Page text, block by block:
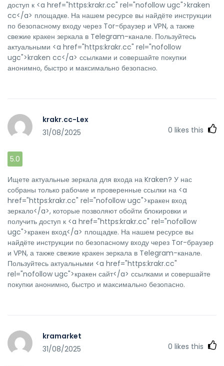
доступ к <a href="https:krakr.cc" rel="nofollow ugc">kraken
cc</a> площадке. На нашем ресурсе вы найдёте инструкции
по безопасному входу через Tor-браузер и VPN, а также
свежие кракен зеркала в Telegram-канале. Пользуйтесь
актуальными <a href="https:krakr.cc" rel="nofollow
ugc">kraken cc</a> ссылками и совершайте покупки
анонимно, быстро и максимально безопасно.
krakr.cc-Lex
31/08/2025
0 likes this
5.0
Ищете актуальные зеркала для входа на Kraken? У нас
собраны только рабочие и проверенные ссылки на <a
href="https:krakr.cc" rel="nofollow ugc">кракен вход
зеркало</a>, которые позволяют обойти блокировки и
получить доступ к <a href="https:krakr.cc" rel="nofollow
ugc">кракен вход</a> площадке. На нашем ресурсе вы
найдёте инструкции по безопасному входу через Tor-браузер
и VPN, а также свежие кракен зеркала в Telegram-канале.
Пользуйтесь актуальными <a href="https:krakr.cc"
rel="nofollow ugc">кракен сайт</a> ссылками и совершайте
покупки анонимно, быстро и максимально безопасно.
kramarket
31/08/2025
0 likes this